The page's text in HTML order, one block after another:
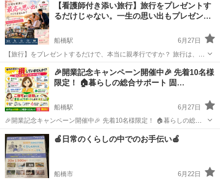
【看護師付き添い旅行】旅行をプレゼントす
るだけじゃない。一生の思い出もプレゼン…
船橋駅
6月27日
【旅行】をプレゼントするだけで、本当に親孝行ですか？ 旅行は、い
つか終わります。 でも、大切な人との思い出は、一生残ります。 「親
が元気なうちに旅行へ連れて行きたい。」 「車椅子だから旅行は無理
かもしれない。...
千葉 船橋市 船橋駅 その他 付き添い
🎉開業記念キャンペーン開催中🎉 先着10名様
限定！ 🏠暮らしの総合サポート 固…
船橋駅
6月27日
🎉開業記念キャンペーン開催中🎉 先着10名様限定！ 🏠暮らしの総合
サポート 固定費無料診断実施中✨ 💰年間30万円以上節約できる方も！
「どこに相談したらいいか分からない…」 そんな暮らしのお困りご
と...
千葉 船橋市 船橋駅 その他
🍎日常のくらしの中でのお手伝い🍎
船橋市
6月22日